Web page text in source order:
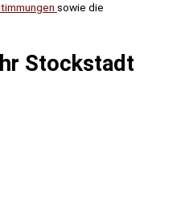
sowie die
Stockstadt